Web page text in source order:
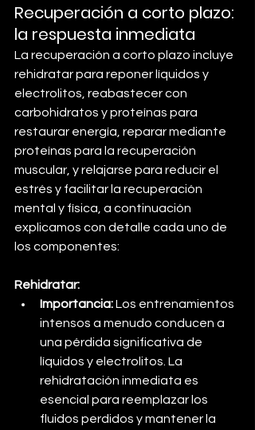
Recuperación a corto plazo:
la respuesta inmediata
La recuperación a corto plazo incluye
rehidratar para reponer líquidos y
electrolitos, reabastecer con
carbohidratos y proteínas para
restaurar energía, reparar mediante
proteínas para la recuperación
muscular, y relajarse para reducir el
estrés y facilitar la recuperación
mental y física, a continuación
explicamos con detalle cada uno de
los componentes:
Rehidratar:
Importancia: Los entrenamientos
intensos a menudo conducen a
una pérdida significativa de
líquidos y electrolitos. La
rehidratación inmediata es
esencial para reemplazar los
fluidos perdidos y mantener la